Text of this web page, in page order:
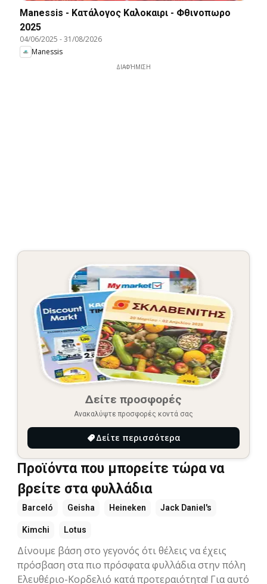
Manessis - Kατάλογος Καλοκαιρι - Φθινοπωρο
2025
04/06/2025 -31/08/2026
Manessis
ΔΙΑΦΉΜΙΣΗ
Δείτε προσφορές
Ανακαλύψτε προσφορές κοντά σας
Δείτε περισσότερα
Προϊόντα που μπορείτε τώρα να
βρείτε στα φυλλάδια
Barceló Geisha Heineken Jack Daniel's
Kimchi Lotus
Δίνουμε βάση στο γεγονός ότι θέλεις να έχεις
πρόσβαση στα πιο πρόσφατα φυλλάδια στην πόλη
Ελευθέριο-Κορδελιό κατά προτεραιότητα! Για αυτό